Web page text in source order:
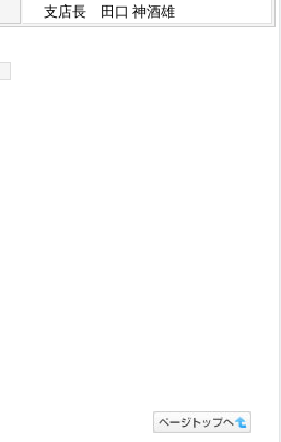
支店長 田口 神酒雄